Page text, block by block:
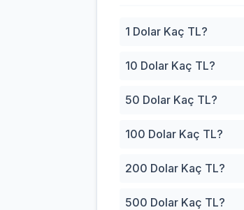
1 Dolar Kaç TL?
10 Dolar Kaç TL?
50 Dolar Kaç TL?
100 Dolar Kaç TL?
200 Dolar Kaç TL?
500 Dolar Kaç TL?